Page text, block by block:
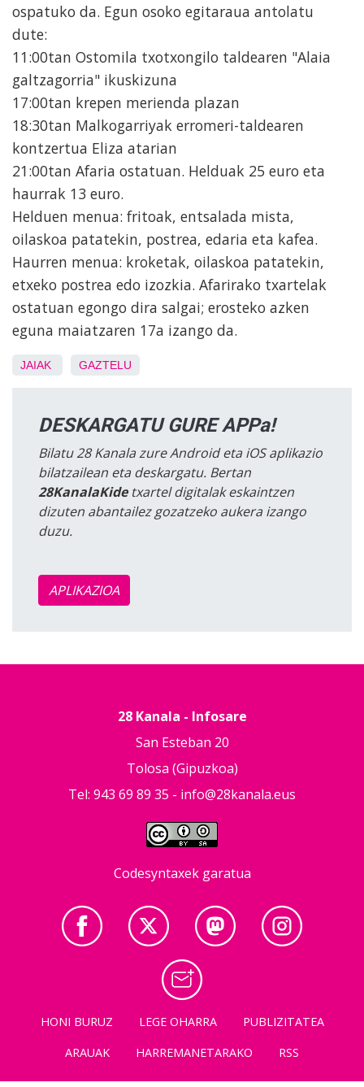
ospatuko da. Egun osoko egitaraua antolatu
dute:
11:00tan Ostomila txotxongilo taldearen "Alaia
galtzagorria" ikuskizuna
17:00tan krepen merienda plazan
18:30tan Malkogarriyak erromeri-taldearen
kontzertua Eliza atarian
21:00tan Afaria ostatuan. Helduak 25 euro eta
haurrak 13 euro.
Helduen menua: fritoak, entsalada mista,
oilaskoa patatekin, postrea, edaria eta kafea.
Haurren menua: kroketak, oilaskoa patatekin,
etxeko postrea edo izozkia. Afarirako txartelak
ostatuan egongo dira salgai; erosteko azken
eguna maiatzaren 17a izango da.
JAIAK GAZTELU
DESKARGATU GURE APPa!
Bilatu 28 Kanala zure Android eta iOS aplikazio
bilatzailean eta deskargatu. Bertan
28KanalaKidetxartel digitalak eskaintzen
dizuten abantailez gozatzeko aukera izango
duzu.
APLIKAZIOA
28 Kanala - Infosare
San Esteban 20
Tolosa (Gipuzkoa)
Tel: 943 69 89 35 - info@28kanala.eus
Codesyntaxek garatua
HONI BURUZ LEGE OHARRA
PUBLIZITATEA
ARAUAK
HARREMANETARAKO RSS